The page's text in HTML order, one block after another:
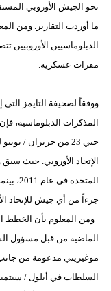
نحو الجيش الأوروبي
ما أوردت التقارير. ومن
الدبلوماسيين الأوروبيين
مقرات عسكرية.
ووفقاً لصحيفة التايمز
المذكرات الدبلوماسية،
حتي 23 من حزيران /
الإتحاد الأوروبي. حيث
جزءاً من أي جيش للإتحاد
ومن المعلوم بأن الخطط
الماضية من قبل مسؤول
موغيريني مدعومة من جانب